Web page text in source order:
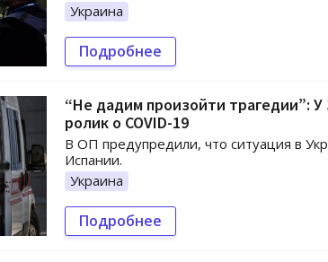
Украина
Подробнее
“Не дадим произойти трагедии”:
ролик о COVID-19
В ОП предупредили, что ситуация в
Испании.
Украина
Подробнее